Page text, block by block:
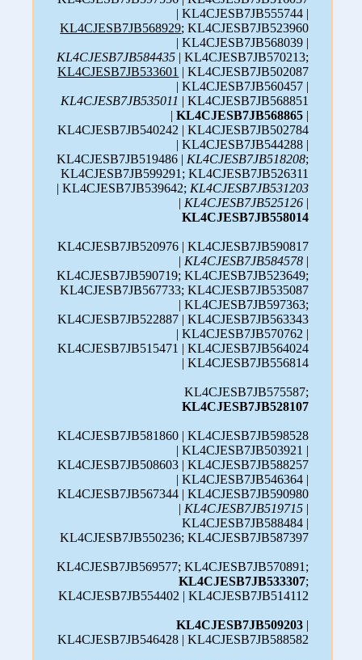
| KL4CJESB7JB555744 |
KL4CJESB7JB568929; KL4CJESB7JB523960
| KL4CJESB7JB568039 |
KL4CJESB7JB584435 | KL4CJESB7JB570213;
KL4CJESB7JB533601 | KL4CJESB7JB502087
| KL4CJESB7JB560457 |
KL4CJESB7JB535011 | KL4CJESB7JB568851
|KL4CJESB7JB568865 |
KL4CJESB7JB540242 | KL4CJESB7JB502784
| KL4CJESB7JB544288 |
KL4CJESB7JB519486 | KL4CJESB7JB518208;
KL4CJESB7JB599291; KL4CJESB7JB526311
| KL4CJESB7JB539642; KL4CJESB7JB531203
| KL4CJESB7JB525126 |
KL4CJESB7JB558014
KL4CJESB7JB520976 | KL4CJESB7JB590817
| KL4CJESB7JB584578 |
KL4CJESB7JB590719; KL4CJESB7JB523649;
KL4CJESB7JB567733; KL4CJESB7JB535087
| KL4CJESB7JB597363;
KL4CJESB7JB522887 | KL4CJESB7JB563343
| KL4CJESB7JB570762 |
KL4CJESB7JB515471 | KL4CJESB7JB564024
| KL4CJESB7JB556814
KL4CJESB7JB575587;
KL4CJESB7JB528107
KL4CJESB7JB581860 | KL4CJESB7JB598528
| KL4CJESB7JB503921 |
KL4CJESB7JB508603 | KL4CJESB7JB588257
| KL4CJESB7JB546364 |
KL4CJESB7JB567344 | KL4CJESB7JB590980
| KL4CJESB7JB519715 |
KL4CJESB7JB588484 |
KL4CJESB7JB550236; KL4CJESB7JB587397
KL4CJESB7JB569577; KL4CJESB7JB570891;
KL4CJESB7JB533307;
KL4CJESB7JB554402 | KL4CJESB7JB514112
KL4CJESB7JB509203 |
KL4CJESB7JB546428 | KL4CJESB7JB588582